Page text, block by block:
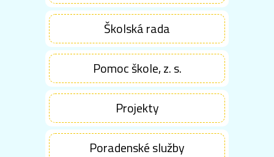
Školská rada
Pomoc škole, z. s.
Projekty
Poradenské služby